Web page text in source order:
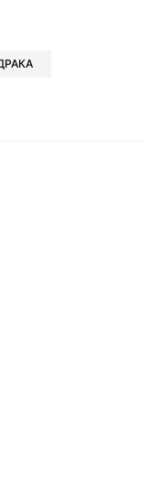
X
в Viber
в Whatsapp
в Messenger
в LinkedIn
в Google news
в Viber
в LinkedIn